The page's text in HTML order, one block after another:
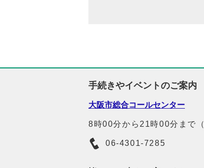
手続きやイベントのご案内
大阪市総合コールセンター
8時00分から21時00分まで（
06-4301-7285